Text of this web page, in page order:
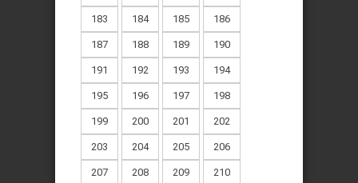
183 184 185 186
187 188 189 190
191 192 193 194
195 196 197 198
199 200 201 202
203 204 205 206
207 208 209 210